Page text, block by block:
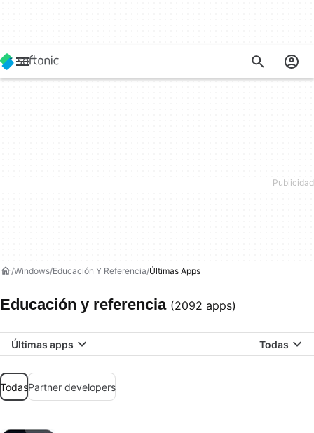
Windows Educación Y Referencia Últimas Apps
Educación y referencia (2092 apps)
Últimas apps Todas
TodasPartner developers